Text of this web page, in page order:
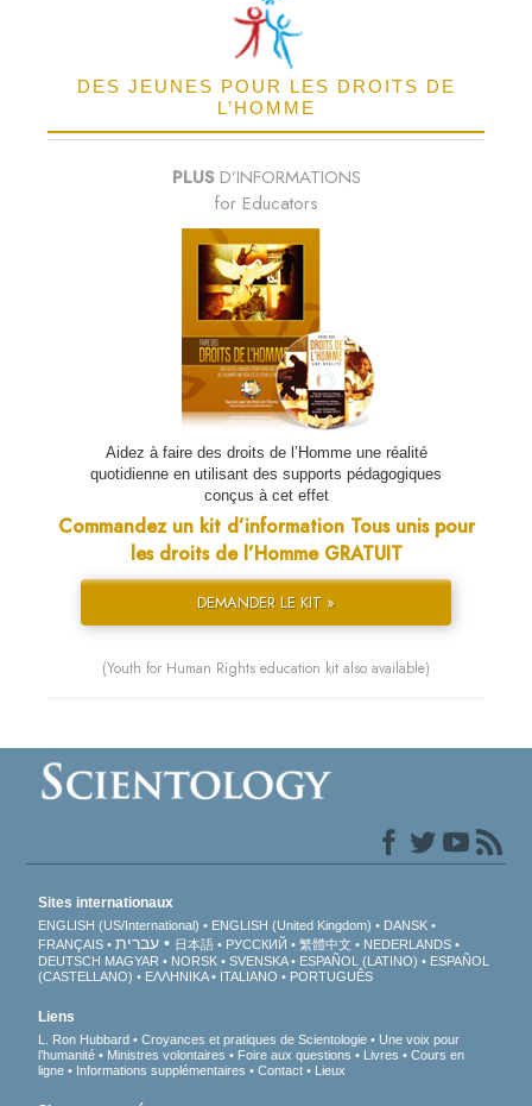
DES JEUNES POUR LES DROITS DE
L’HOMME
PLUS D’INFORMATIONS
for Educators
Aidez à faire des droits de l’Homme une réalité
quotidienne en utilisant des supports pédagogiques
conçus à cet effet
Commandez un kit d’information Tous unis pour
les droits de l’Homme GRATUIT
DEMANDER LE KIT »
(Youth for Human Rights education kit also available)
Sites internationaux
ENGLISH (US/International) ENGLISH (United Kingdom)
DANSK
FRANÇAIS
עברית 日本語 РУССКИЙ 繁體中文
NEDERLANDS
DEUTSCH MAGYAR NORSK SVENSKA ESPAÑOL (LATINO)
ESPAÑOL
(CASTELLANO)
ΕΛΛΗΝΙΚA ITALIANO PORTUGUÊS
Liens
L. Ron Hubbard Croyances et pratiques de Scientologie
Une voix pour
l’humanité
Ministres volontaires Foire aux questions Livres
Cours en
ligne
Informations supplémentaires Contact Lieux